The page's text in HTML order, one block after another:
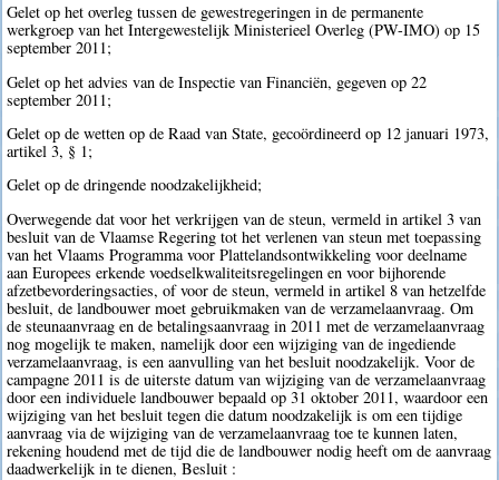
Gelet op het overleg tussen de gewestregeringen in de permanente
werkgroep van het Intergewestelijk Ministerieel Overleg (PW-IMO) op 15
september 2011;
Gelet op het advies van de Inspectie van Financiën, gegeven op 22
september 2011;
Gelet op de wetten op de Raad van State, gecoördineerd op 12 januari 1973,
artikel 3, § 1;
Gelet op de dringende noodzakelijkheid;
Overwegende dat voor het verkrijgen van de steun, vermeld in artikel 3 van
besluit van de Vlaamse Regering tot het verlenen van steun met toepassing
van het Vlaams Programma voor Plattelandsontwikkeling voor deelname
aan Europees erkende voedselkwaliteitsregelingen en voor bijhorende
afzetbevorderingsacties, of voor de steun, vermeld in artikel 8 van hetzelfde
besluit, de landbouwer moet gebruikmaken van de verzamelaanvraag. Om
de steunaanvraag en de betalingsaanvraag in 2011 met de verzamelaanvraag
nog mogelijk te maken, namelijk door een wijziging van de ingediende
verzamelaanvraag, is een aanvulling van het besluit noodzakelijk. Voor de
campagne 2011 is de uiterste datum van wijziging van de verzamelaanvraag
door een individuele landbouwer bepaald op 31 oktober 2011, waardoor een
wijziging van het besluit tegen die datum noodzakelijk is om een tijdige
aanvraag via de wijziging van de verzamelaanvraag toe te kunnen laten,
rekening houdend met de tijd die de landbouwer nodig heeft om de aanvraag
daadwerkelijk in te dienen, Besluit :